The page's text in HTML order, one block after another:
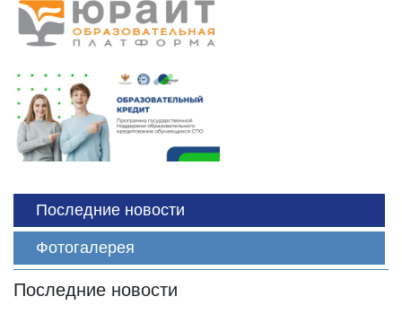
Последние новости
Фотогалерея
Последние новости